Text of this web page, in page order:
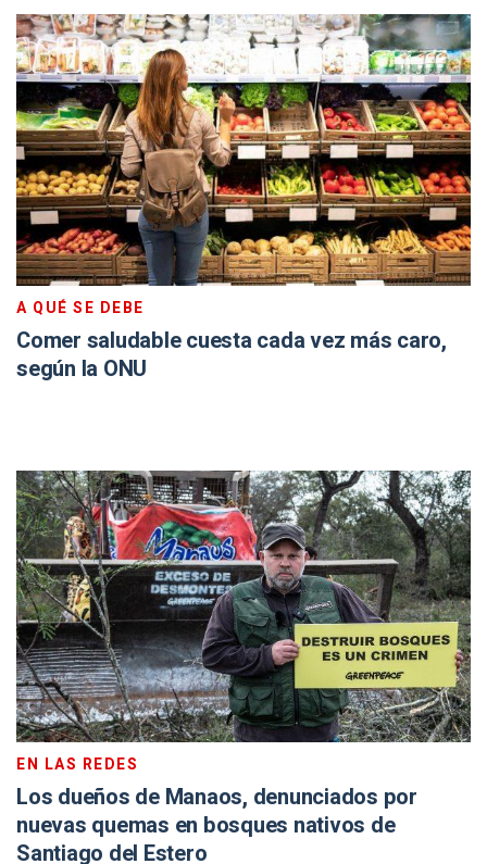
A QUÉ SE DEBE
Comer saludable cuesta cada vez más caro,
según la ONU
EN LAS REDES
Los dueños de Manaos, denunciados por
nuevas quemas en bosques nativos de
Santiago del Estero